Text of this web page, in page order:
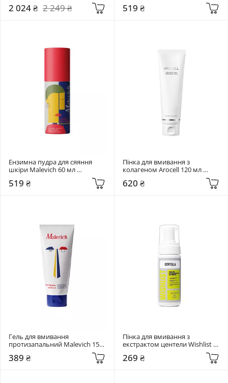
2 024 ₴ 2 249 ₴ 519 ₴
Ензимна пудра для сяяння
шкіри Malevich 60 мл
Enzyme Bubble
519 ₴
Пінка для вмивання з
колагеном Arocell 120 мл
Collagen Deep Cleansing Foam
620 ₴
Гель для вмивання
протизапальний Malevich 150
389 ₴
Пінка для вмивання з
екстрактом центели Wishlist
269 ₴